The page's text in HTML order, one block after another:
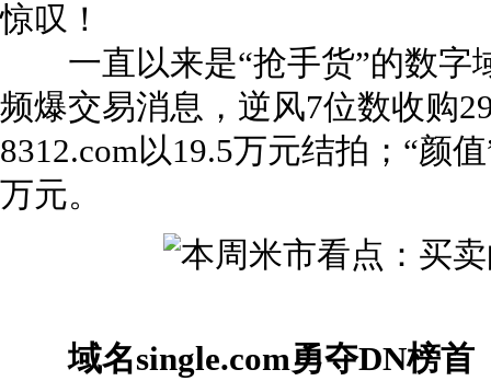
惊叹！
一直以来是“抢手货”的数字
频爆交易消息，逆风7位数收购
8312.com以19.5万元结拍；“颜
万元。
域名single.com勇夺DN榜首